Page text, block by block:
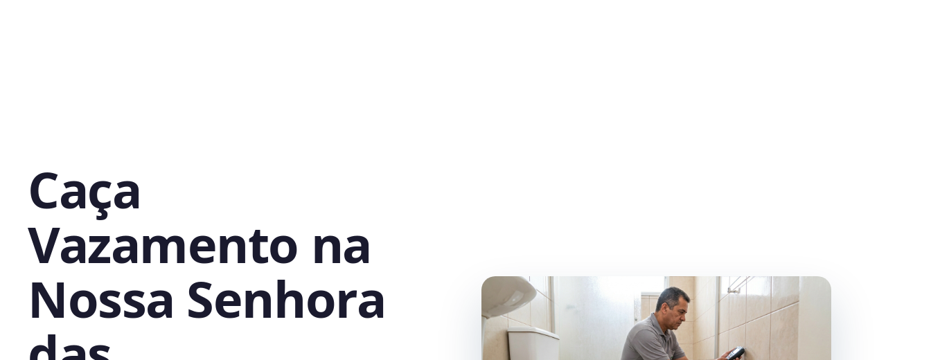
Caça
Vazamento na
Nossa Senhora